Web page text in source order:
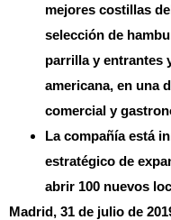
mejores costillas
selección de
parrilla y entrantes
americana, en una
comercial y
La compañía está
estratégico de
abrir 100 nuevos
Madrid, 31 de julio de